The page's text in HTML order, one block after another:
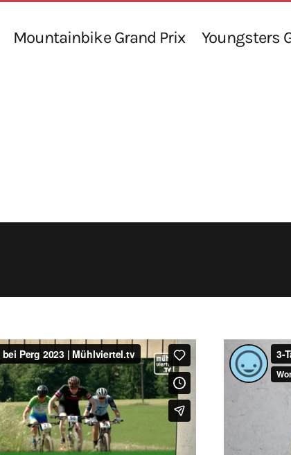
Mountainbike Grand Prix Youngsters